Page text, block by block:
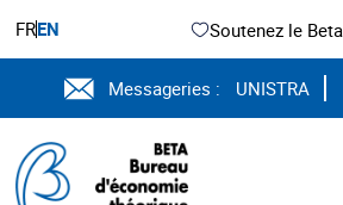
FREN Soutenez le Beta
Messageries : UNISTRA